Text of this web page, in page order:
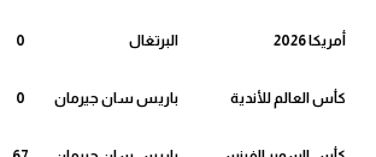
الدوري التركي
الدوري الفرنسي
أمريكا 2026 البرتغال 0
كأس العالم للأندية باريس سان جيرمان 0